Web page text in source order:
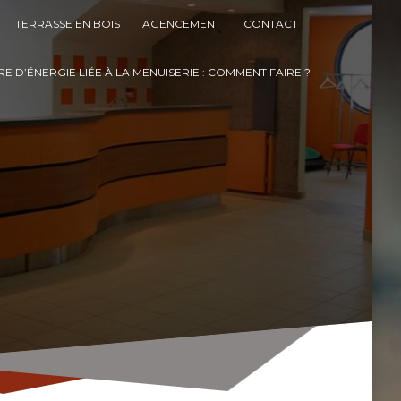
TERRASSE EN BOIS AGENCEMENT CONTACT
D’ÉNERGIE LIÉE À LA MENUISERIE : COMMENT FAIRE ?